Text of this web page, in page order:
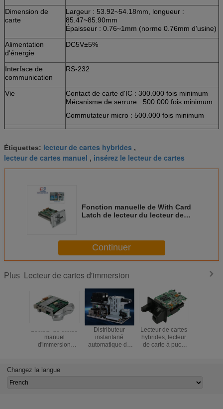
Dimension de
carte
Largeur : 53.92~54.18mm, longueur :
85.47~85.90mm
Épaisseur : 0.76~1mm (norme 0.76mm d'usine)
Alimentation
d'énergie
DC5V±5%
Interface de
communication
RS-232
Vie
Contact de carte d'IC : 300.000 fois minimum
Mécanisme de serrure : 500.000 fois minimum
Commutateur micro : 500.000 fois minimum
M.T.B.F
>100.000 heures (composants électroniques
Conditions
Opération : 0℃~50℃/0 | Rhésus de 90% (non
condensation)
Étiquettes: lecteur de cartes hybrides ,
lecteur de cartes manuel , insérez le lecteur de cartes
Fonction manuelle de With Card
Latch de lecteur du lecteur de
Continuer
Plus Lecteur de cartes d'immersion
Lecteur de cartes
manuel
d'immersion
Distributeur
instantané
automatique de
Lecteur de cartes
hybrides, lecteur
de carte à puce
Changez la langue